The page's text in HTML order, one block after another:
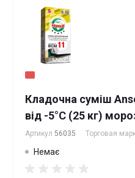
Кладочна суміш
від -5°С (25 кг)
Артикул 56035 Торговая
Немає